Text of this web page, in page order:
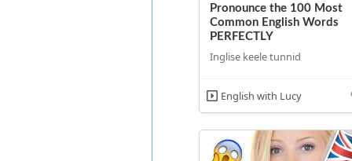
Pronounce the 100 Most
Common English Words
PERFECTLY
Inglise keele tunnid
English with Lucy